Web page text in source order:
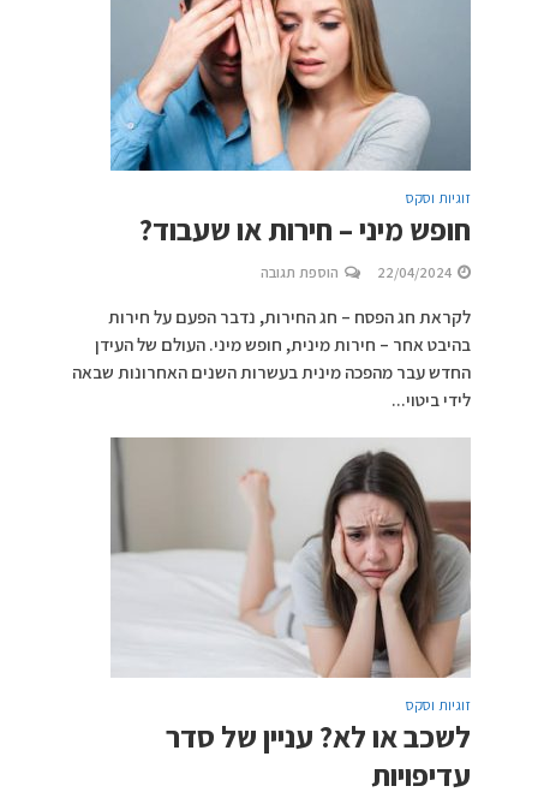
זוגיות וסקס
חופש מיני – חירות או שעבוד?
22/04/2024 הוספת תגובה
לקראת חג הפסח – חג החירות, נדבר הפעם על חירות
בהיבט אחר – חירות מינית, חופש מיני. העולם של העידן
החדש עבר מהפכה מינית בעשרות השנים האחרונות שבאה
לידי ביטוי...
זוגיות וסקס
לשכב או לא? עניין של סדר
עדיפויות